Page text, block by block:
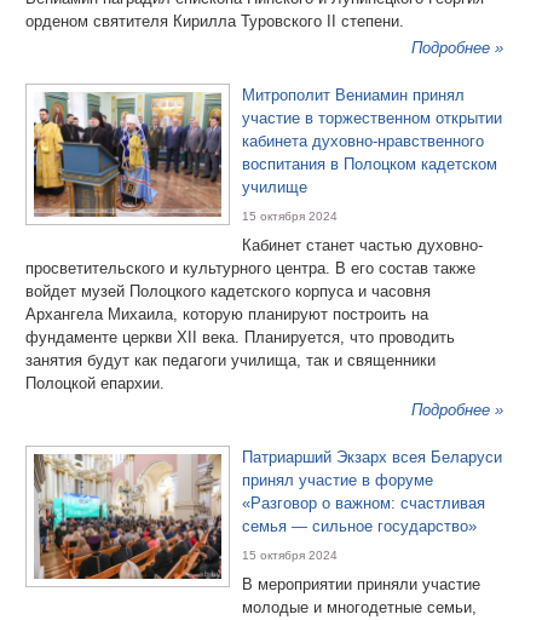
орденом святителя Кирилла Туровского II степени.
Подробнее »
Митрополит Вениамин принял
участие в торжественном открытии
кабинета духовно-нравственного
воспитания в Полоцком кадетском
училище
15 октября 2024
Кабинет станет частью духовно-
просветительского и культурного центра. В его состав также
войдет музей Полоцкого кадетского корпуса и часовня
Архангела Михаила, которую планируют построить на
фундаменте церкви XII века. Планируется, что проводить
занятия будут как педагоги училища, так и священники
Полоцкой епархии.
Подробнее »
Патриарший Экзарх всея Беларуси
принял участие в форуме
«Разговор о важном: счастливая
семья — сильное государство»
15 октября 2024
В мероприятии приняли участие
молодые и многодетные семьи,